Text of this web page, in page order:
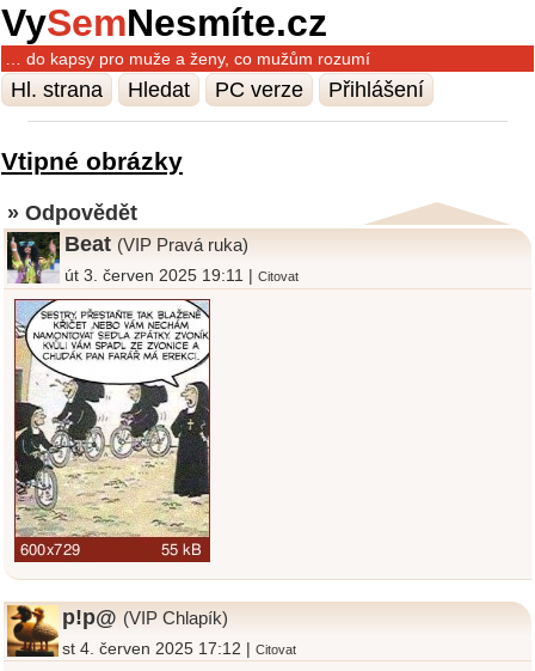
VySemNesmíte.cz
… do kapsy pro muže a ženy, co mužům rozumí
Hl. strana Hledat PC verze Přihlášení
Vtipné obrázky
» Odpovědět
Beat (VIP Pravá ruka)
út 3. červen 2025 19:11 | Citovat
p!p@ (VIP Chlapík)
st 4. červen 2025 17:12 |Citovat